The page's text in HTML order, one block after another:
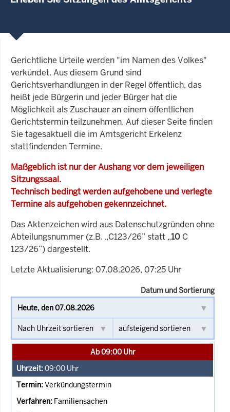
Gerichtliche Urteile werden "im Namen des Volkes"
verkündet. Aus diesem Grund sind
Gerichtsverhandlungen in der Regel öffentlich, das
heißt jede Bürgerin und jeder Bürger hat die
Möglichkeit als Zuschauer an einem öffentlichen
Gerichtstermin teilzunehmen. Auf dieser Seite finden
Sie tagesaktuell die im Amtsgericht Erkelenz
stattfindenden Termine.
Maßgeblich ist nur der Aushang vor dem jeweiligen
Sitzungssaal.
Technisch bedingt werden aufgehobene und verlegte
Termine als aufgehoben gekennzeichnet.
Das Aktenzeichen wird aus Datenschutzgründen ohne
Abteilungsnummer (z.B. „C123/26” statt „10 C
123/26”) dargestellt.
Letzte Aktualisierung: 07.08.2026, 07:25 Uhr
Datum und Sortierung
Ab 09:00 Uhr
09:00 Uhr
Verkündungstermin
Familiensachen